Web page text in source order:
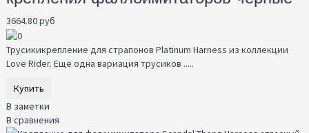
3664.80 руб
Трусикикрепление для страпонов Platinum Harness из коллекции
Love Rider. Ещё одна вариация трусиков .....
Купить
В заметки
В сравнения